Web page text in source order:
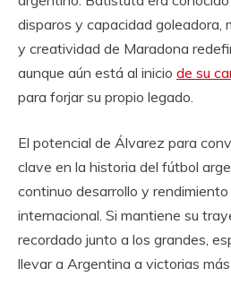
disparos y capacidad goleadora,
y creatividad de Maradona
aunque aún está al inicio de su
para forjar su propio legado.
El potencial de Álvarez para
clave en la historia del fútbol
continuo desarrollo y
internacional. Si mantiene su
recordado junto a los grandes,
llevar a Argentina a victorias